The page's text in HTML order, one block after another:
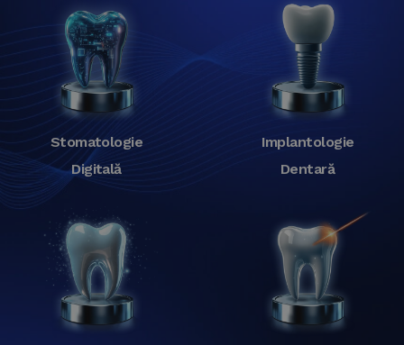
Stomatologie
Digitală
Implantologie
Dentară